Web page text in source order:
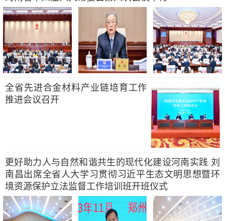
全省先进合金材料产业链培育工作
推进会议召开
更好助力人与自然和谐共生的现代化建设河南实践 刘
南昌出席全省人大学习贯彻习近平生态文明思想暨环
境资源保护立法监督工作培训班开班仪式